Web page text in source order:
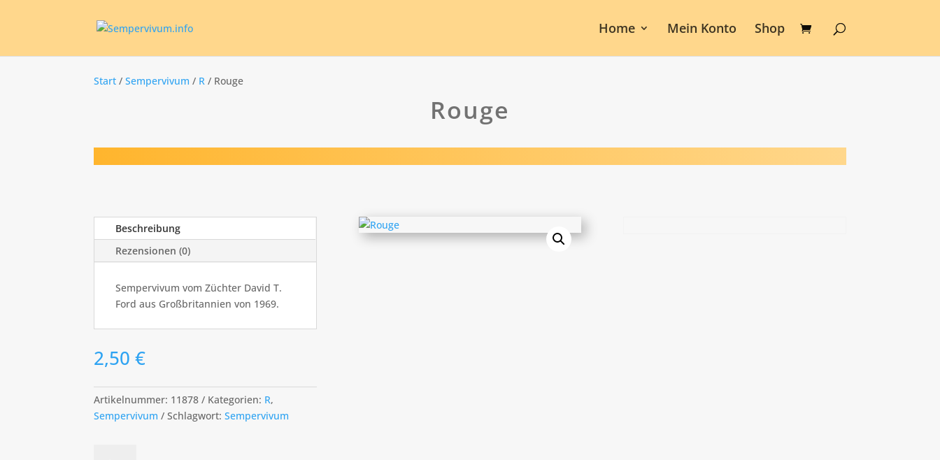
Home Mein Konto Shop
Start /Sempervivum / R / Rouge
Rouge
Beschreibung
Rezensionen (0)
Sempervivum vom Züchter David T.
Ford aus Großbritannien von 1969.
2,50€
Artikelnummer: 11878 Kategorien: R,
Sempervivum
Schlagwort:Sempervivum